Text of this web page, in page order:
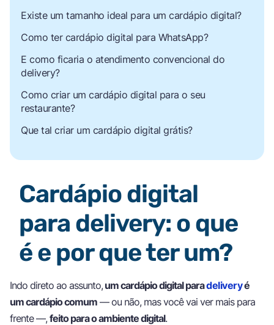
Existe um tamanho ideal para um cardápio digital?
Como ter cardápio digital para WhatsApp?
E como ficaria o atendimento convencional do
delivery?
Como criar um cardápio digital para o seu
restaurante?
Que tal criar um cardápio digital grátis?
Cardápio digital
para delivery: o que
é e por que ter um?
Indo direto ao assunto,um cardápio digital paradeliveryé
um cardápio comum — ou não, mas você vai ver mais para
frente —,feito para o ambiente digital.